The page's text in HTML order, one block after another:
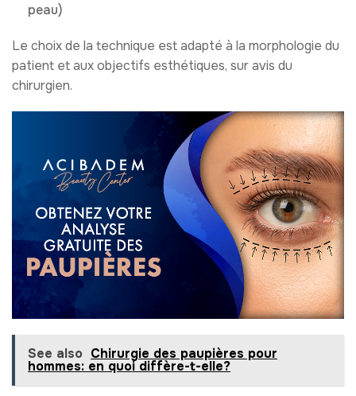
peau)
Le choix de la technique est adapté à la morphologie du
patient et aux objectifs esthétiques, sur avis du
chirurgien.
See also Chirurgie des paupières pour
hommes: en quoi diffère-t-elle?